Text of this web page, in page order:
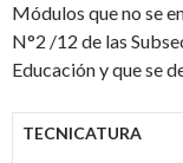
Módulos que no se
N°2 /12 de las
Educación y que se
TECNICATURA